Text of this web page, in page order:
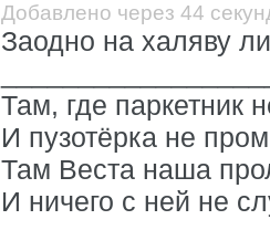
Добавлено через 44
Заодно на халяву
Там, где паркетник
И пузотёрка не
Там Веста наша
И ничего с ней не